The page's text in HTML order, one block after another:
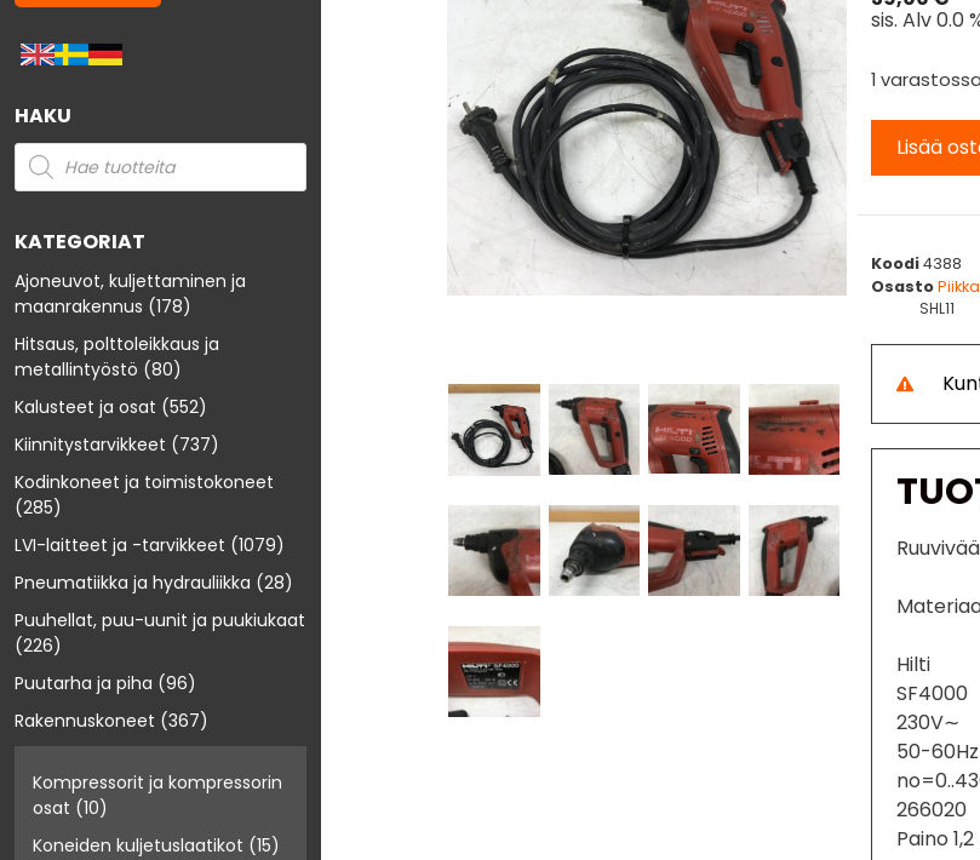
HAKU
KATEGORIAT
Ajoneuvot, kuljettaminen ja
maanrakennus (178)
Hitsaus, polttoleikkaus ja
metallintyöstö (80)
Kalusteet ja osat (552)
Kiinnitystarvikkeet (737)
Kodinkoneet ja toimistokoneet
(285)
LVI-laitteet ja -tarvikkeet (1079)
Pneumatiikka ja hydrauliikka (28)
Puuhellat, puu-uunit ja puukiukaat
(226)
Puutarha ja piha (96)
Rakennuskoneet (367)
Kompressorit ja kompressorin
osat (10)
Koneiden kuljetuslaatikot (15)
sis. Alv 0.0
1 varastossa
Lisää
Koodi4388
Osasto
SHL11
Hilti
SF4000
230V∼
50-
266020
Paino